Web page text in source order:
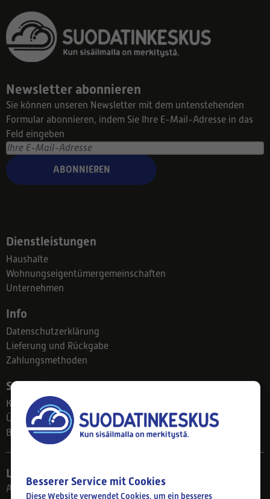
Newsletter abonnieren
Sie können unseren Newsletter mit dem untenstehenden
Formular abonnieren, indem Sie Ihre E-Mail-Adresse in das
Feld eingeben
ABONNIEREN
Dienstleistungen
Haushalte
Wohnungseigentümergemeinschaften
Unternehmen
Info
Datenschutzerklärung
Lieferung und Rückgabe
Zahlungsmethoden
Suodatinkeskus
Kontakt
Über uns
Blog
Ladengeschäft
Ahlmanintie 61
Besserer Service mit Cookies
Diese Website verwendet Cookies, um ein besseres